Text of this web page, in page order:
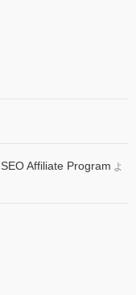
SEO Affiliate Program よ